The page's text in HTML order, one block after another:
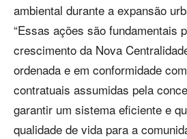
ambiental durante a expansão
“Essas ações são fundamentais
crescimento da Nova
ordenada e em conformidade
contratuais assumidas pela
garantir um sistema eficiente e
qualidade de vida para a